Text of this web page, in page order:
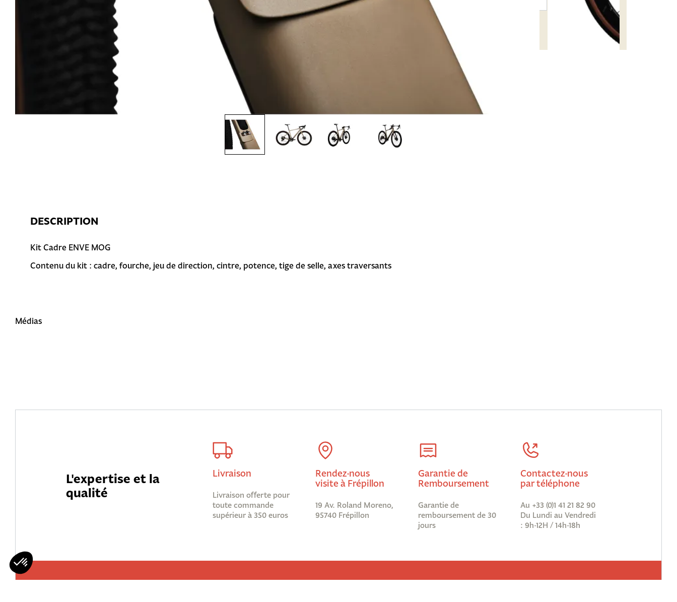
DESCRIPTION
Kit Cadre ENVE MOG
Contenu du kit : cadre, fourche, jeu de direction, cintre, potence, tige de selle, axes traversants
AU PANIER
Médias
L'expertise et la
qualité
Livraison
Livraison offerte pour
toute commande
supérieur à 350 euros
Rendez-nous
visite à Frépillon
19 Av. Roland Moreno,
95740 Frépillon
Garantie de
Remboursement
Garantie de
remboursement de 30
jours
Contactez-nous
par téléphone
Au +33 (0)1 41 21 82 90
Du Lundi au Vendredi
: 9h-12H / 14h-18h